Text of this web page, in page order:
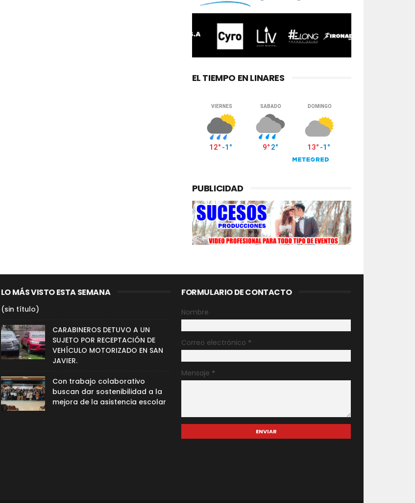
EL TIEMPO EN LINARES
PUBLICIDAD
LO MÁS VISTO ESTA SEMANA
(sin título)
CARABINEROS DETUVO A UN
SUJETO POR RECEPTACIÓN DE
VEHÍCULO MOTORIZADO EN SAN
JAVIER.
Con trabajo colaborativo
buscan dar sostenibilidad a la
mejora de la asistencia escolar
FORMULARIO DE CONTACTO
Nombre
Correo electrónico *
Mensaje *